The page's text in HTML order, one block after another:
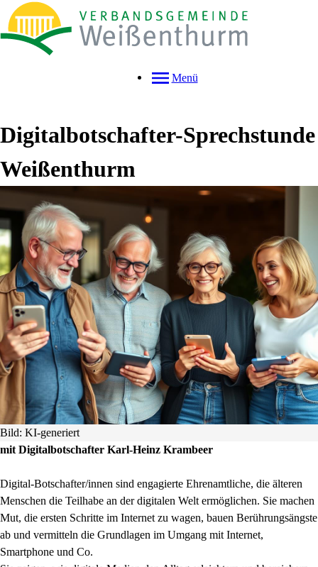
Menü
Digitalbotschafter-Sprechstunde
Weißenthurm
Bild: KI-generiert
mit Digitalbotschafter Karl-Heinz Krambeer
Digital-Botschafter/innen sind engagierte Ehrenamtliche, die älteren
Menschen die Teilhabe an der digitalen Welt ermöglichen. Sie machen
Mut, die ersten Schritte im Internet zu wagen, bauen Berührungsängste
ab und vermitteln die Grundlagen im Umgang mit Internet,
Smartphone und Co.